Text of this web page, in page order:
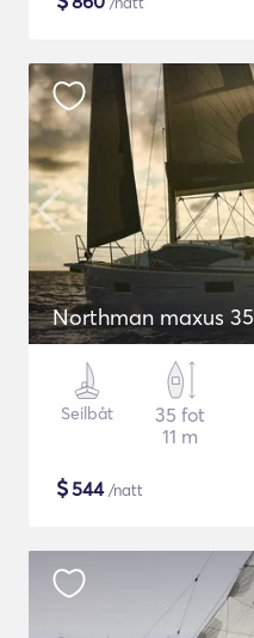
Northman maxus 35
Seilbåt
35 fot
11 m
$544/natt